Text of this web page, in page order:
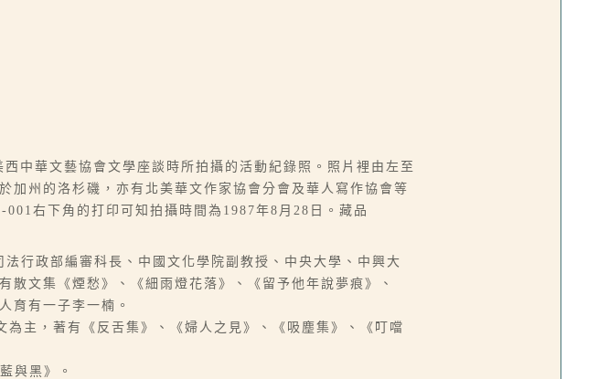
中華文藝協會文學座談時所拍攝的活動紀錄照。照片裡由左至
加州的洛杉磯，亦有北美華文作家協會分會及華人寫作協會等
右下角的打印可知拍攝時間為1987年8月28日。藏品
行政部編審科長、中國文化學院副教授、中央大學、中興大
文集《煙愁》、《細雨燈花落》、《留予他年說夢痕》、
育有一子李一楠。
主，著有《反舌集》、《婦人之見》、《吸塵集》、《叮噹
與黑》。